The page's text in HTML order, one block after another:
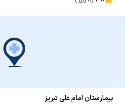
بیمارستان امام علی تبریز